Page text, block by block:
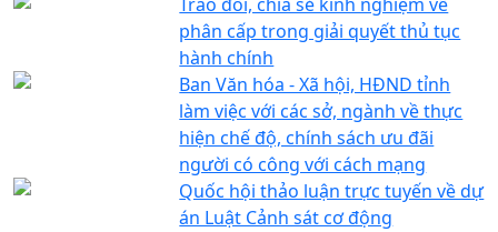
phân cấp trong giải quyết thủ tục
hành chính
Ban Văn hóa - Xã hội, HĐND tỉnh
làm việc với các sở, ngành về thực
hiện chế độ, chính sách ưu đãi
người có công với cách mạng
Quốc hội thảo luận trực tuyến về dự
án Luật Cảnh sát cơ động